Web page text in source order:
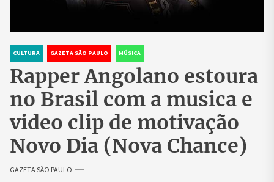
CULTURA GAZETA SÃO PAULO MÚSICA
Rapper Angolano estoura
no Brasil com a musica e
video clip de motivação
Novo Dia (Nova Chance)
GAZETA SÃO PAULO